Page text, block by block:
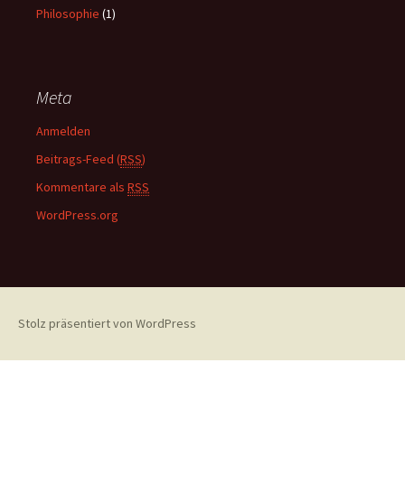
Philosophie (1)
Meta
Anmelden
Beitrags-Feed (RSS)
Kommentare als RSS
WordPress.org
Stolz präsentiert von WordPress